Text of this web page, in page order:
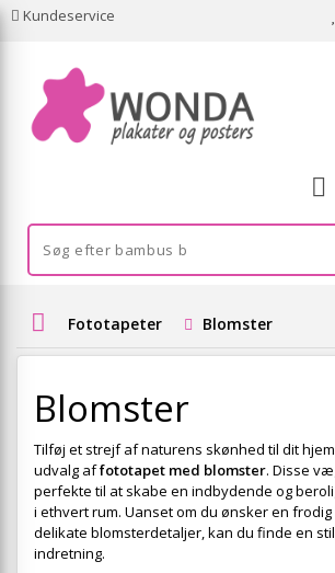
Kundeservice
Fototapeter Blomster
Blomster
Tilføj et strejf af naturens skønhed til dit
udvalg affototapet med blomster. Disse
perfekte til at skabe en indbydende og
i ethvert rum. Uanset om du ønsker en
delikate blomsterdetaljer, kan du finde en
indretning.